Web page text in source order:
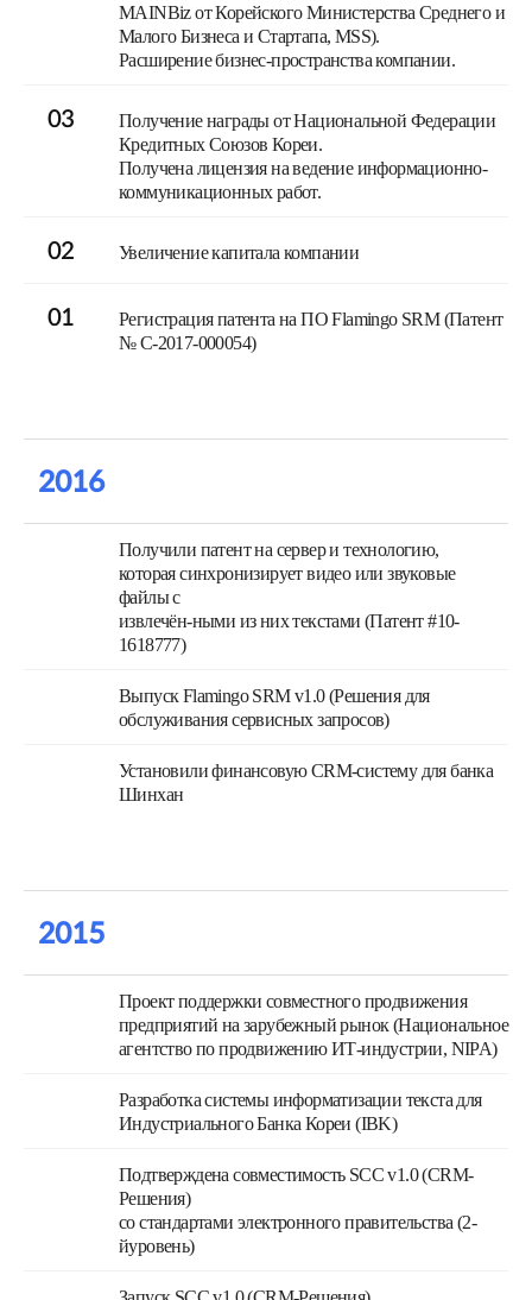
MAINBiz от Корейского Министерства Среднего и
Малого Бизнеса и Стартапа, MSS).
Расширение бизнес-пространства компании.
03
Получение награды от Национальной Федерации
Кредитных Союзов Кореи.
Получена лицензия на ведение информационно-
коммуникационных работ.
02 Увеличение капитала компании
01
Регистрация патента на ПО Flamingo SRM (Патент
№ C-2017-000054)
2016
Получили патент на сервер и технологию,
которая синхронизирует видео или звуковые
файлы с
извлечён-ными из них текстами (Патент #10-
1618777)
Выпуск Flamingo SRM v1.0 (Решения для
обслуживания сервисных запросов)
Установили финансовую CRM-систему для банка
Шинхан
2015
Проект поддержки совместного продвижения
предприятий на зарубежный рынок (Национальное
агентство по продвижению ИТ-индустрии, NIPA)
Разработка системы информатизации текста для
Индустриального Банка Кореи (IBK)
Подтверждена совместимость SCC v1.0 (CRM-
Решения)
со стандартами электронного правительства (2-
йуровень)